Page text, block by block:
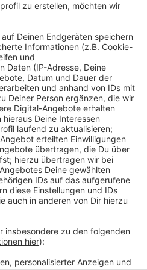
und hat in seinem ersten
gleich sein erstes Tor zum
Jonas Hofmann ist in
worden. Matthias Ginter
Einsatz gekommen. Das
Minute hatte die Türkei